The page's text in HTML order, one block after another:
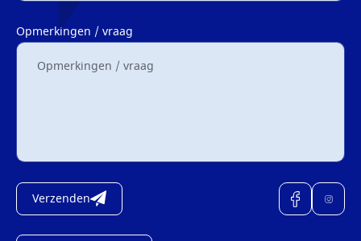
Opmerkingen / vraag
Verzenden